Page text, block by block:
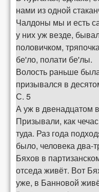
нами из одной
Чалдоны мы и есть
у них уж везде,
половичком,
бе'ло, полати бе'лы.
Волость раньше
призывался в
С. 5
А уж в двенадцатом
Призывали, как
туда. Раз года
было, человека два-
Бяхов в
отседа живёт. Вот
уже, в Банновой